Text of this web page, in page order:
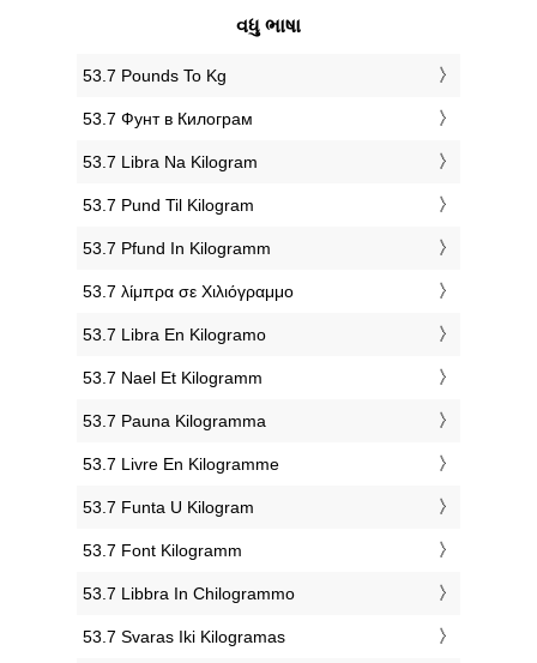
વધુ ભાષા
‎53.7 Pounds To Kg
‎53.7 Фунт в Килограм
‎53.7 Libra Na Kilogram
‎53.7 Pund Til Kilogram
‎53.7 Pfund In Kilogramm
‎53.7 λίμπρα σε Χιλιόγραμμο
‎53.7 Libra En Kilogramo
‎53.7 Nael Et Kilogramm
‎53.7 Pauna Kilogramma
‎53.7 Livre En Kilogramme
‎53.7 Funta U Kilogram
‎53.7 Font Kilogramm
‎53.7 Libbra In Chilogrammo
‎53.7 Svaras Iki Kilogramas